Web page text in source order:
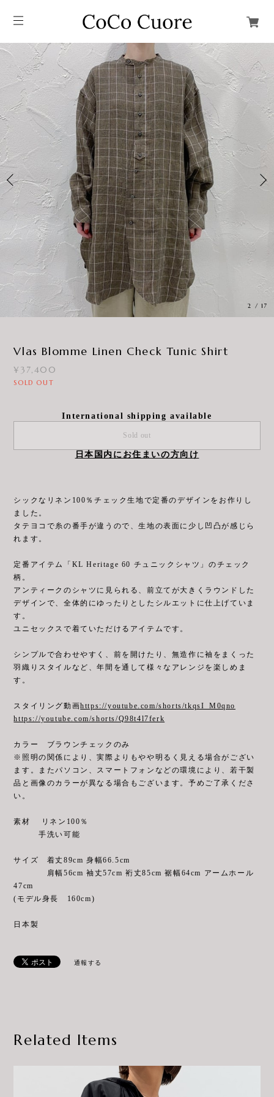
3 / 17
Vlas Blomme Linen Check Tunic Shirt
¥37,400
SOLD OUT
International shipping available
Sold out
日本国内にお住まいの方向け
シックなリネン100％チェック生地で定番のデザインをお作りし
ました。
タテヨコで糸の番手が違うので、生地の表面に少し凹凸が感じら
れます。
定番アイテム「KL Heritage 60 チュニックシャツ」のチェック
柄。
アンティークのシャツに見られる、前立てが大きくラウンドした
デザインで、全体的にゆったりとしたシルエットに仕上げていま
す。
ユニセックスで着ていただけるアイテムです。
シンプルで合わせやすく、前を開けたり、無造作に袖をまくった
羽織りスタイルなど、年間を通して様々なアレンジを楽しめま
す。
スタイリング動画https://youtube.com/shorts/tkqsI_M0qno
https://youtube.com/shorts/Q98t4l7ferk
カラー ブラウンチェックのみ
※照明の関係により、実際よりもやや明るく見える場合がござい
ます。またパソコン、スマートフォンなどの環境により、若干製
品と画像のカラーが異なる場合もございます。予めご了承くださ
い。
素材 リネン100％
手洗い可能
サイズ 着丈89cm 身幅66.5cm
肩幅56cm 袖丈57cm 裄丈85cm 裾幅64cm アームホール
47cm
(モデル身長 160cm)
日本製
通報する
Related Items